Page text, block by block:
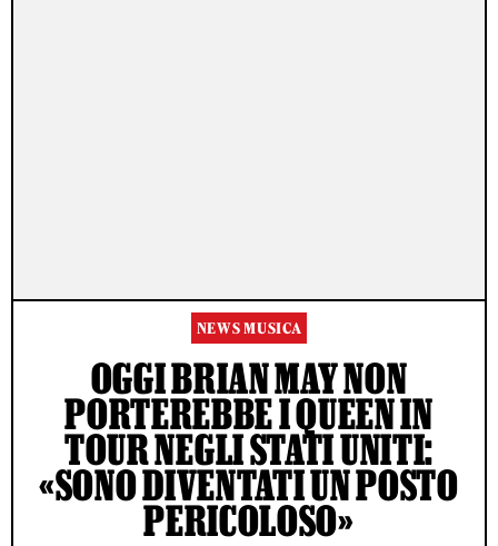
NEWS MUSICA
OGGI BRIAN MAY NON
PORTEREBBE I QUEEN IN
TOUR NEGLI STATI UNITI:
«SONO DIVENTATI UN POSTO
PERICOLOSO»